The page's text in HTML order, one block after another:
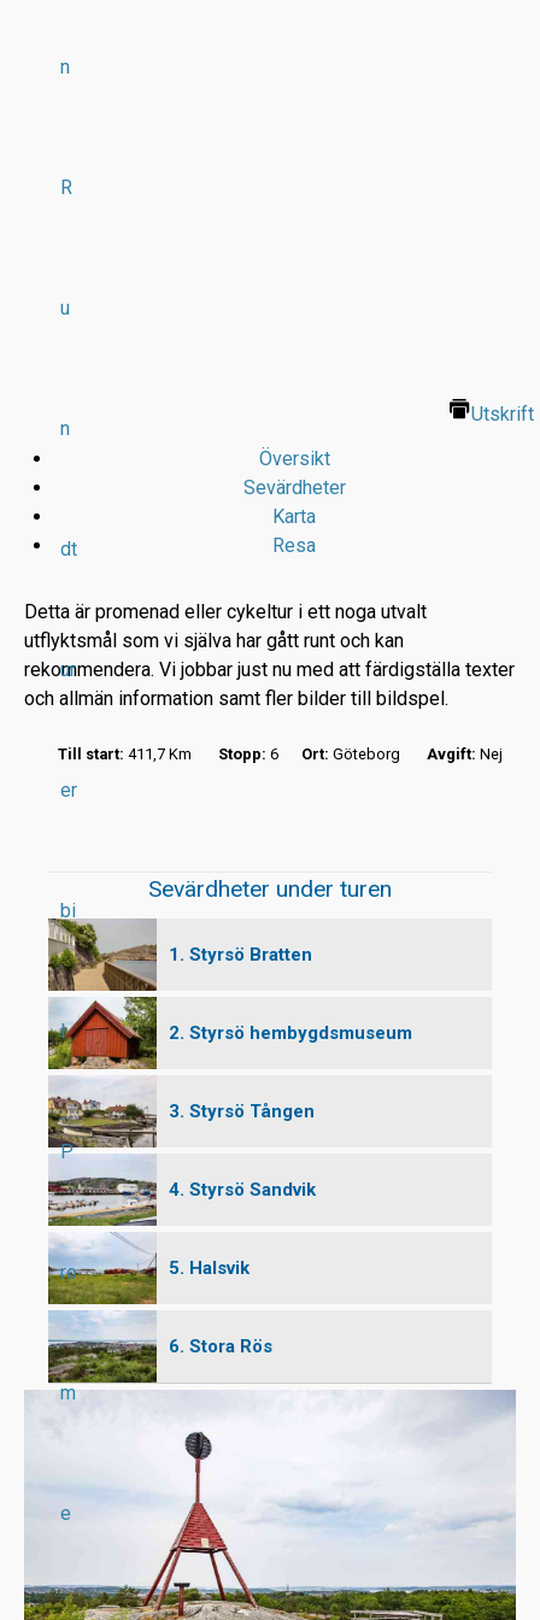
n
R
u
n
dt
ur
er
bi
l
P
ro
m
e
Utskrift
Översikt
Sevärdheter
Karta
Resa
Detta är promenad eller cykeltur i ett noga utvalt
utflyktsmål som vi själva har gått runt och kan
rekommendera. Vi jobbar just nu med att färdigställa texter
och allmän information samt fler bilder till bildspel.
Till start: 411,7 Km Stopp: 6 Ort: Göteborg Avgift: Nej
Sevärdheter under turen
1. Styrsö Bratten
2. Styrsö hembygdsmuseum
3. Styrsö Tången
4. Styrsö Sandvik
5. Halsvik
6. Stora Rös